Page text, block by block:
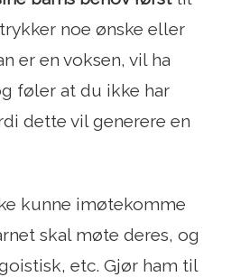
noe ønske eller
er en voksen, vil ha
føler at du ikke har
dette vil generere en
kunne imøtekomme
skal møte deres, og
etc. Gjør ham til